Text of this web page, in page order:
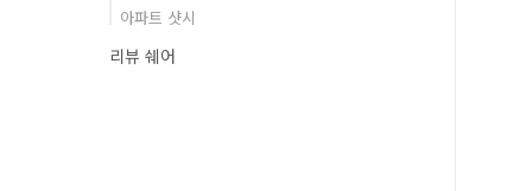
아파트 샷시
리뷰 쉐어